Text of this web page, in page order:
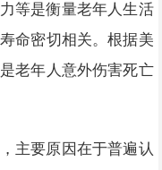
等是衡量老年人生活
命密切相关。根据美
老年人意外伤害死亡
主要原因在于普遍认